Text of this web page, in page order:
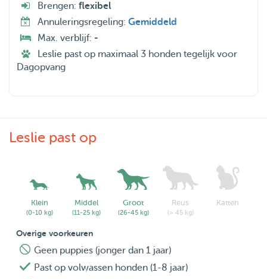
Brengen: flexibel
Annuleringsregeling: Gemiddeld
Max. verblijf: -
Leslie past op maximaal 3 honden tegelijk voor
Dagopvang
Leslie past op
Klein
(0-10 kg)
Middel
(11-25 kg)
Groot
(26-45 kg)
Reus
(> 45 kg)
Katten
Overige voorkeuren
Geen puppies (jonger dan 1 jaar)
Past op volwassen honden (1-8 jaar)